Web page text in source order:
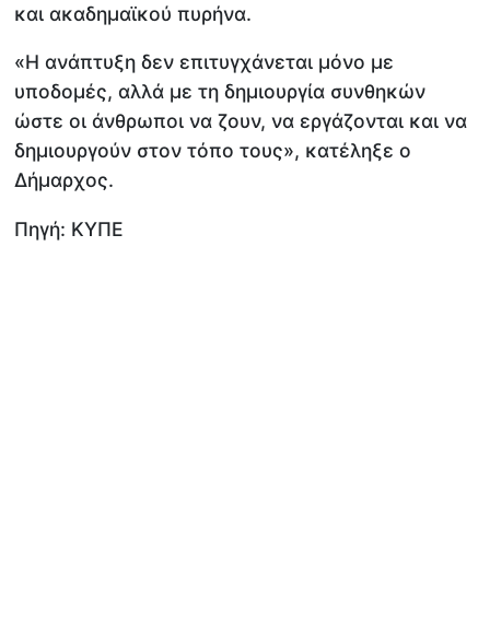
και ακαδημαϊκού πυρήνα.
«Η ανάπτυξη δεν επιτυγχάνεται μόνο με
υποδομές, αλλά με τη δημιουργία συνθηκών
ώστε οι άνθρωποι να ζουν, να εργάζονται και να
δημιουργούν στον τόπο τους», κατέληξε ο
Δήμαρχος.
Πηγή: ΚΥΠΕ